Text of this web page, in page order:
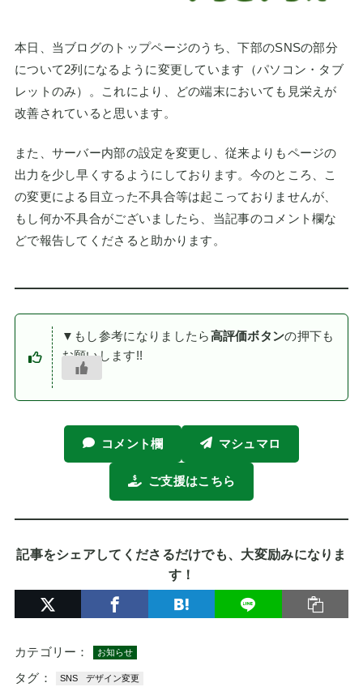
本日、当ブログのトップページのうち、下部のSNSの部分
について2列になるように変更しています（パソコン・タブ
レットのみ）。これにより、どの端末においても見栄えが
改善されていると思います。
また、サーバー内部の設定を変更し、従来よりもページの
出力を少し早くするようにしております。今のところ、こ
の変更による目立った不具合等は起こっておりませんが、
もし何か不具合がございましたら、当記事のコメント欄な
どで報告してくださると助かります。
▼もし参考になりましたら高評価ボタンの押下も
お願いします!!
コメント欄 マシュマロ
ご支援はこちら
記事をシェアしてくださるだけでも、大変励みになりま
す！
カテゴリー： お知らせ
タグ： SNS デザイン変更